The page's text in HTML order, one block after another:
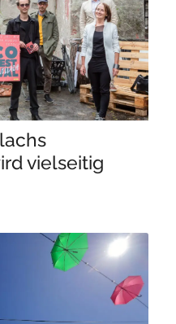
vielseitig